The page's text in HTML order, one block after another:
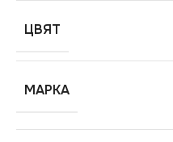
ЦВЯТ
МАРКА